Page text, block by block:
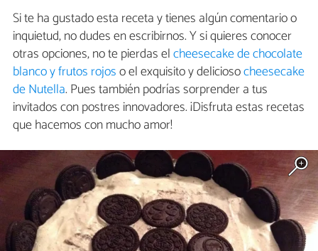
Si te ha gustado esta receta y tienes algún comentario o
inquietud, no dudes en escribirnos. Y si quieres conocer
otras opciones, no te pierdas elcheesecake de chocolate
blanco y frutos rojoso el exquisito y deliciosocheesecake
de Nutella. Pues también podrías sorprender a tus
invitados con postres innovadores. ¡Disfruta estas recetas
que hacemos con mucho amor!